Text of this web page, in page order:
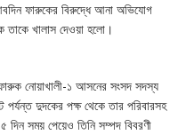
ফারুকের বিরুদ্ধে আনা অভিযোগ
তাকে খালাস দেওয়া হলো।
নোয়াখালী-১ আসনের সংসদ সদস্য
দুদকের পক্ষ থেকে তার পরিবারসহ
দিন সময় পেয়েও তিনি সম্পদ বিবরণী